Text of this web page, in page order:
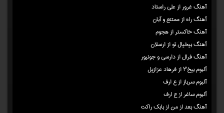
آهنگ غرور از علی راستاد
آهنگ راه از ممتنع و آبان
آهنگ خاکستر از هجوم
آهنگ بیخیال تو از ارسلان
آهنگ فرال از دارسی و جونیور
آلبوم بیخ۳ از فرهاد عزازیل
آلبوم سرباز از ع ارف
آلبوم ساغر از ع ارف
آهنگ بعد از من از بابک راکت